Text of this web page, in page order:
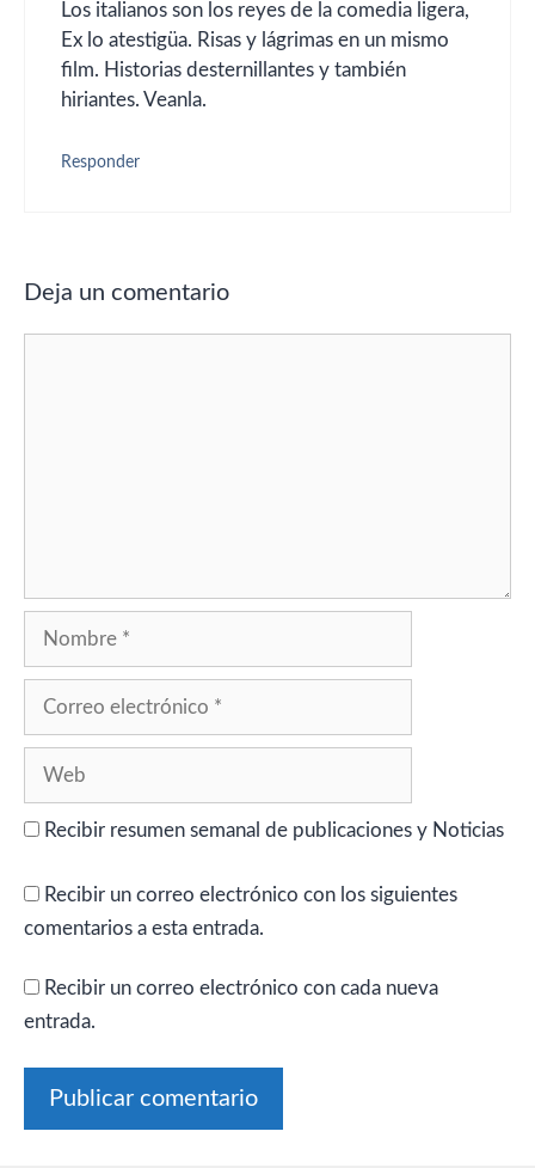
Los italianos son los reyes de la comedia ligera,
Ex lo atestigüa. Risas y lágrimas en un mismo
film. Historias desternillantes y también
hiriantes. Veanla.
Responder
Deja un comentario
Recibir resumen semanal de publicaciones y Noticias
Recibir un correo electrónico con los siguientes
comentarios a esta entrada.
Recibir un correo electrónico con cada nueva
entrada.